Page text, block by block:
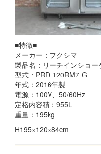
■特徴■
メーカー：フクシマ
製品名：リーチインショー
型式：PRD-120RM7-G
年式：2016年製
電源：100V、50/60Hz
定格内容積：955L
重量：195kg
H195×120×84cm